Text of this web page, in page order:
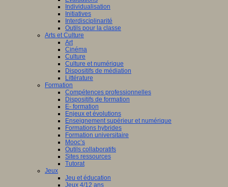
Individualisation
Initiatives
Interdisciplinarité
Outils pour la classe
Arts et Culture
Art
Cinéma
Culture
Culture et numérique
Dispositifs de médiation
Littérature
Formation
Compétences professionnelles
Dispositifs de formation
E- formation
Enjeux et évolutions
Enseignement supérieur et numérique
Formations hybrides
Formation universitaire
Mooc’s
Outils collaboratifs
Sites ressources
Tutorat
Jeux
Jeu et éducation
Jeux 4/12 ans